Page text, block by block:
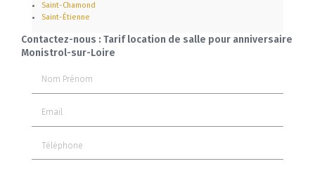
Saint-Chamond
Saint-Étienne
Contactez-nous : Tarif location de salle pour anniversaire
Monistrol-sur-Loire